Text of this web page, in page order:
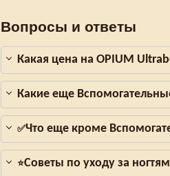
Вопросы и ответы
Какая цена на OPIUM
Какие еще
✅Что еще кроме
⭐Советы по уходу за